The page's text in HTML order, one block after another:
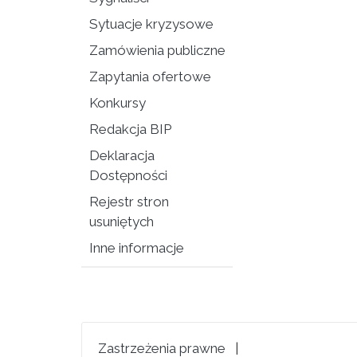
Sytuacje kryzysowe
Zamówienia publiczne
Zapytania ofertowe
Konkursy
Redakcja BIP
Deklaracja
Dostępności
Rejestr stron
usuniętych
Inne informacje
Zastrzeżenia prawne |